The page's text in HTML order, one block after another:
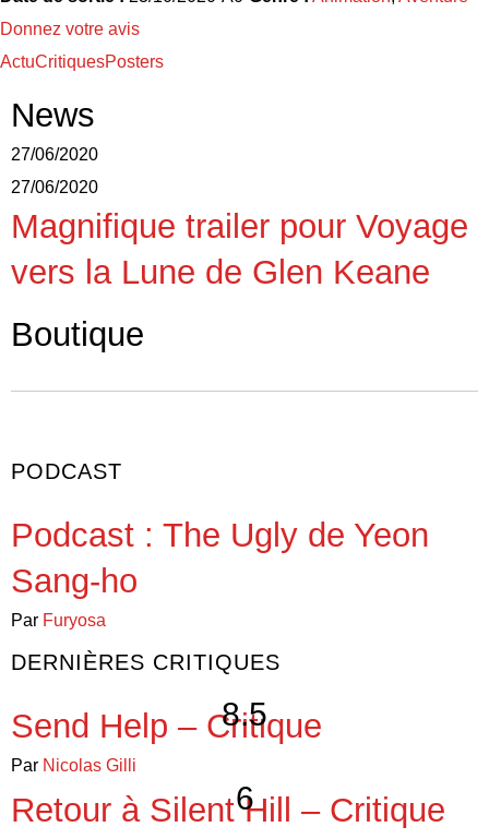
Donnez votre avis
ActuCritiquesPosters
News
27/06/2020
27/06/2020
Magnifique trailer pour Voyage
vers la Lune de Glen Keane
Boutique
PODCAST
Podcast : The Ugly de Yeon
Sang-ho
Par Furyosa
DERNIÈRES CRITIQUES
8.5
Send Help – Critique
Par Nicolas Gilli
6
Retour à Silent Hill – Critique